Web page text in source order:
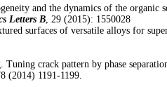
and the dynamics of the organic
Letters B , 29 (2015): 1550028
surfaces of versatile alloys for
Tuning crack pattern by phase
(2014) 1191-1199.